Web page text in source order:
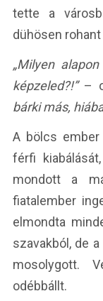
tette a
dühösen
„Milyen
képzeled?!”–
bárki más,
A bölcs ember
férfi
mondott a
fiatalember
elmondta
szavakból, de
mosolygott.
odébbállt.